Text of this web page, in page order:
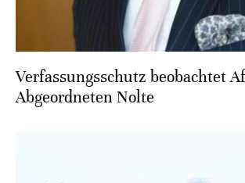
Verfassungsschutz beobachtet
Abgeordneten Nolte